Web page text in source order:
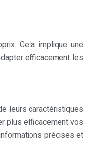
Cela implique une
efficacement les
leurs caractéristiques
plus efficacement vos
précises et